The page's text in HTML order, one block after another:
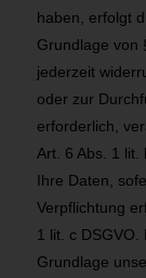
haben, erfolgt
Grundlage von
jederzeit
oder zur
erforderlich,
Art. 6 Abs. 1 lit.
Ihre Daten,
Verpflichtung
1 lit. c
Grundlage